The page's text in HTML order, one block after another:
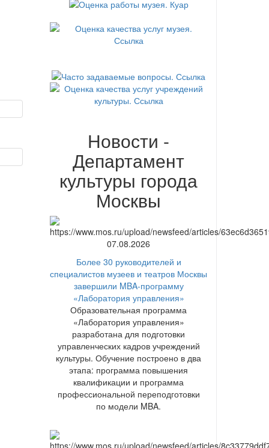
Новости -
Департамент
культуры города
Москвы
07.08.2026
Более 30 руководителей и
специалистов музеев и театров Москвы
завершили MBA-программу
«Лаборатория управления»
Образовательная программа
«Лаборатория управления»
разработана для подготовки
управленческих кадров учреждений
культуры. Обучение построено в два
этапа: программа повышения
квалификации и программа
профессиональной переподготовки
по модели MBA.